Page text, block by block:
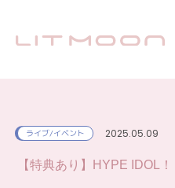
ライブ/イベント 2025.05.09
【特典あり】HYPE IDOL！